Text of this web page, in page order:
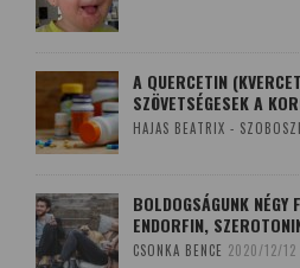
A QUERCETIN
SZÖVETSÉGESEK A
HAJAS BEATRIX -
BOLDOGSÁGUNK
ENDORFIN,
CSONKA BENCE 2020/12/12